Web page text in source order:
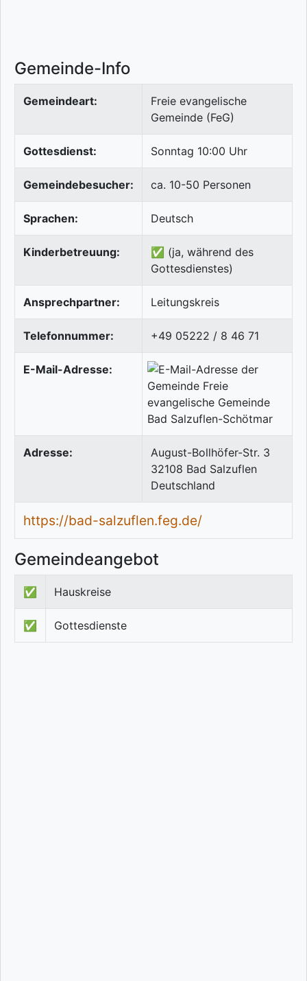
Gemeinde-Info
Gemeindeart:
Freie evangelische
Gemeinde (FeG)
Gottesdienst: Sonntag 10:00 Uhr
Gemeindebesucher: ca. 10-50 Personen
Sprachen: Deutsch
Kinderbetreuung:
✅ (ja, während des
Gottesdienstes)
Ansprechpartner: Leitungskreis
Telefonnummer: +49 05222 / 8 46 71
E-Mail-Adresse:
Adresse:
August-Bollhöfer-Str. 3
32108 Bad Salzuflen
Deutschland
https://bad-salzuflen.feg.de/
Gemeindeangebot
✅ Hauskreise
✅ Gottesdienste